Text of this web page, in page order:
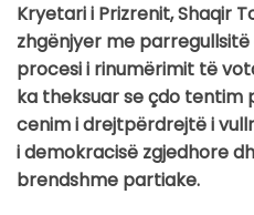
Kryetari i Prizrenit, Shaqir
zhgënjyer me
procesi i rinumërimit të
ka theksuar se çdo tentim
cenim i drejtpërdrejtë i
i demokracisë zgjedhore
brendshme partiake.